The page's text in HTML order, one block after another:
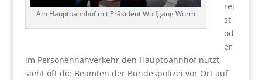
Am Hauptbahnhof mit Präsident Wolfgang Wurm
rei
st
od
er
im Personennahverkehr den Hauptbahnhof nutzt,
sieht oft die Beamten der Bundespolizei vor Ort auf